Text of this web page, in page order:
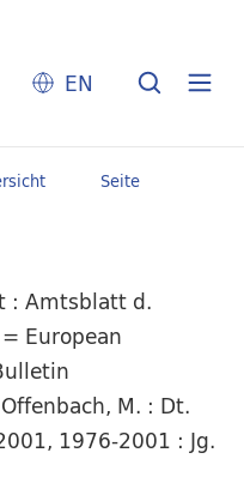
EN
Seite
: Amtsblatt d.
European
M. : Dt.
1976-2001 : Jg.